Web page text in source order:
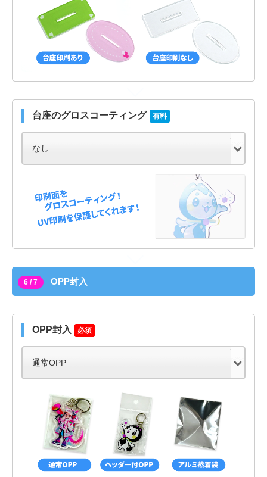
台座のグロスコーティング 有料
6 / 7 OPP封入
OPP封入 必須